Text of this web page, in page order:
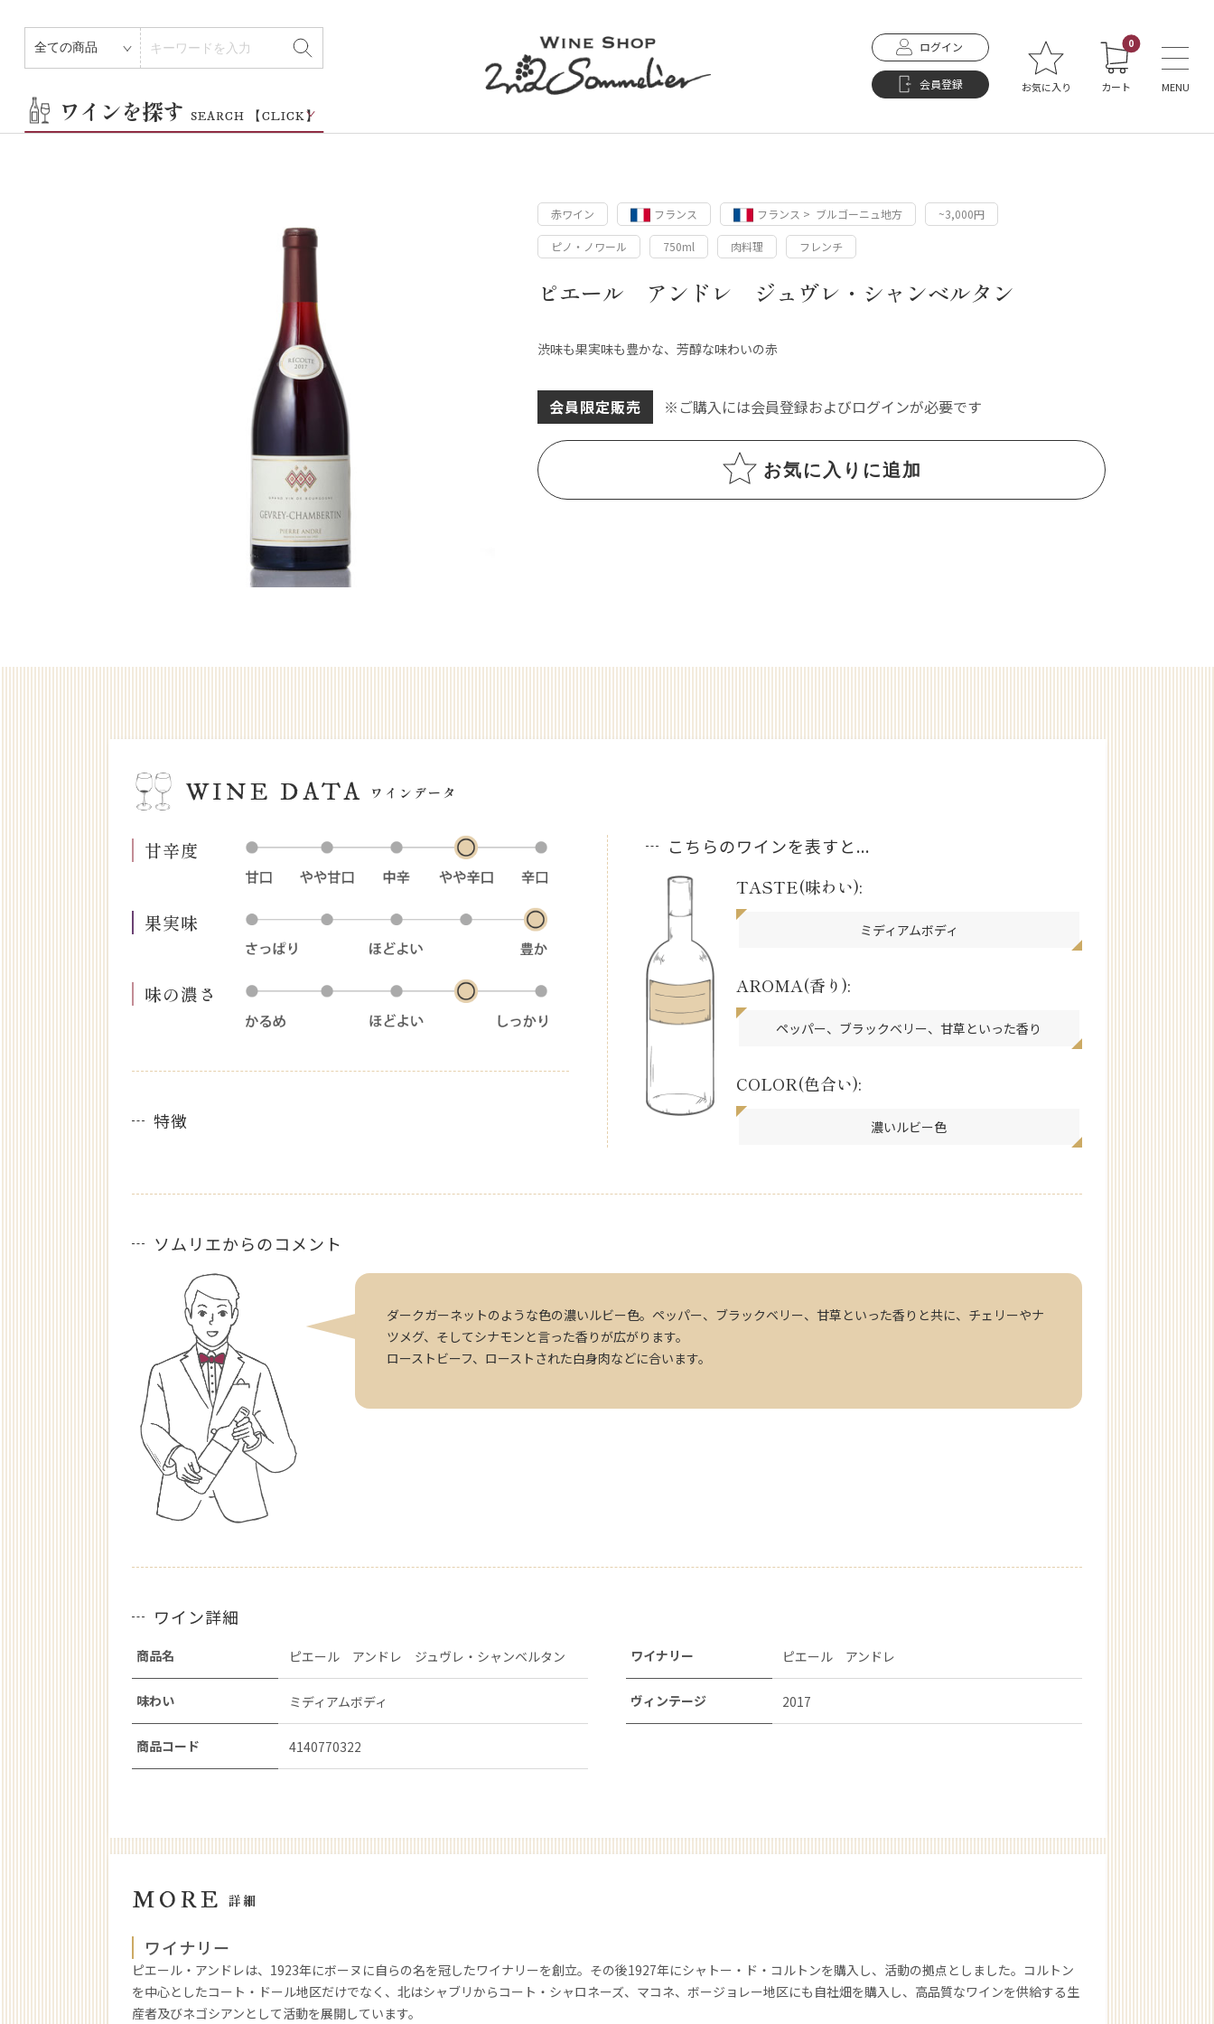
ログイン
会員登録 お気に入り
0
カート MENU
ワインを探す SEARCH 【CLICK】
赤ワイン フランス フランス > ブルゴーニュ地方 ~3,000円
ピノ・ノワール 750ml 肉料理 フレンチ
ピエール アンドレ ジュヴレ・シャンベルタン
渋味も果実味も豊かな、芳醇な味わいの赤
会員限定販売 ※ご購入には会員登録およびログインが必要です
お気に入りに追加
WINE DATA ワインデータ
甘辛度
果実味
味の濃さ
特徴
こちらのワインを表すと...
TASTE(味わい):
ミディアムボディ
AROMA(香り):
ペッパー、ブラックベリー、甘草といった香り
COLOR(色合い):
濃いルビー色
ソムリエからのコメント
ダークガーネットのような色の濃いルビー色。ペッパー、ブラックベリー、甘草といった香りと共に、チェリーやナ
ツメグ、そしてシナモンと言った香りが広がります。
ローストビーフ、ローストされた白身肉などに合います。
ワイン詳細
商品名 ピエール アンドレ ジュヴレ・シャンベルタン ワイナリー ピエール アンドレ
味わい ミディアムボディ ヴィンテージ 2017
商品コード 4140770322
MORE 詳細
ワイナリー
ピエール・アンドレは、1923年にボーヌに自らの名を冠したワイナリーを創立。その後1927年にシャトー・ド・コルトンを購入し、活動の拠点としました。コルトン
を中心としたコート・ドール地区だけでなく、北はシャブリからコート・シャロネーズ、マコネ、ボージョレー地区にも自社畑を購入し、高品質なワインを供給する生
産者及びネゴシアンとして活動を展開しています。